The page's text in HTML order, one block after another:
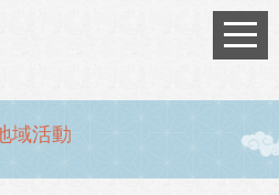
域活動